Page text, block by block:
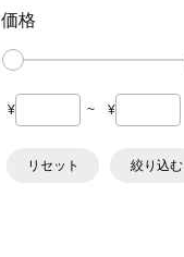
価格
¥ ~ ¥
リセット 絞り込む